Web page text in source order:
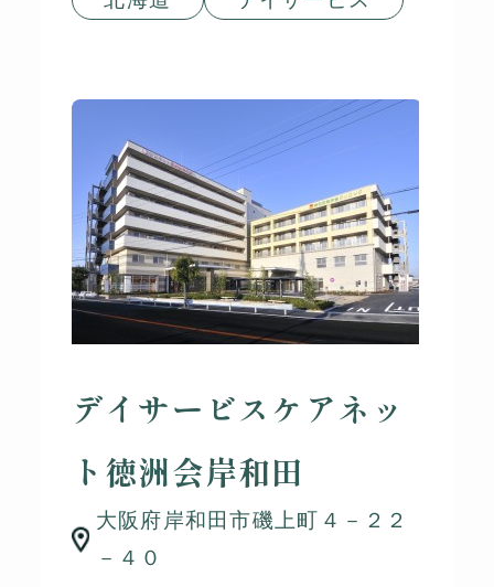
デイサービスケアネッ
ト徳洲会岸和田
大阪府岸和田市磯上町４－２２
－４０